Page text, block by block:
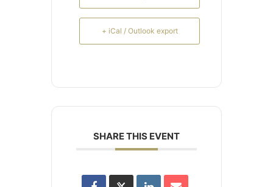
+ iCal / Outlook export
SHARE THIS EVENT